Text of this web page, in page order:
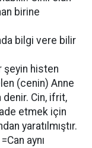
birine
bilgi vere bilir
şeyin histen
(cenin) Anne
Cin, ifrit,
etmek için
yaratılmıştır.
aynı